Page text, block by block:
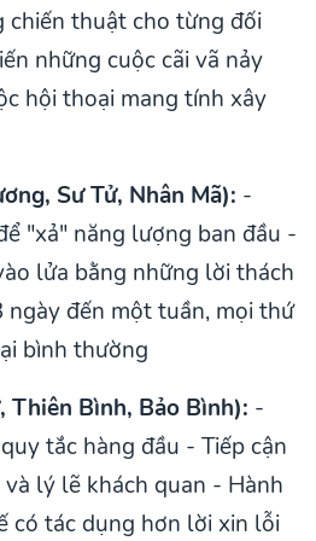
chiến thuật cho từng đối
những cuộc cãi vã nảy
hội thoại mang tính xây
Sư Tử, Nhân Mã): -
"xả" năng lượng ban đầu -
lửa bằng những lời thách
đến một tuần, mọi thứ
bình thường
Thiên Bình, Bảo Bình): -
tắc hàng đầu - Tiếp cận
lý lẽ khách quan - Hành
có tác dụng hơn lời xin lỗi